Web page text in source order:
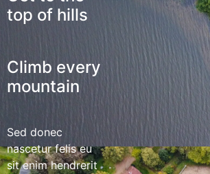
top of hills
Climb every
mountain
Sed donec
nascetur felis eu
sit enim hendrerit